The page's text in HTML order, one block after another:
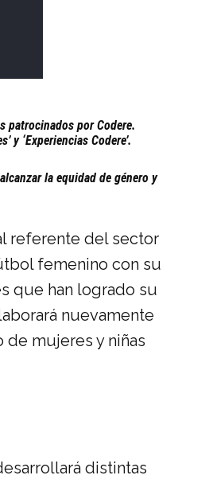
patrocinados por Codere.
y ‘Experiencias Codere’.
la equidad de género y
referente del sector
femenino con su
que han logrado su
nuevamente
de mujeres y niñas
distintas